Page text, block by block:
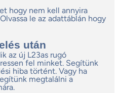
hogy nem kell annyira
le az adattáblán hogy
után
az új L23as rugó
fel minket. Segítünk
hiba történt. Vagy ha
megtalálni a